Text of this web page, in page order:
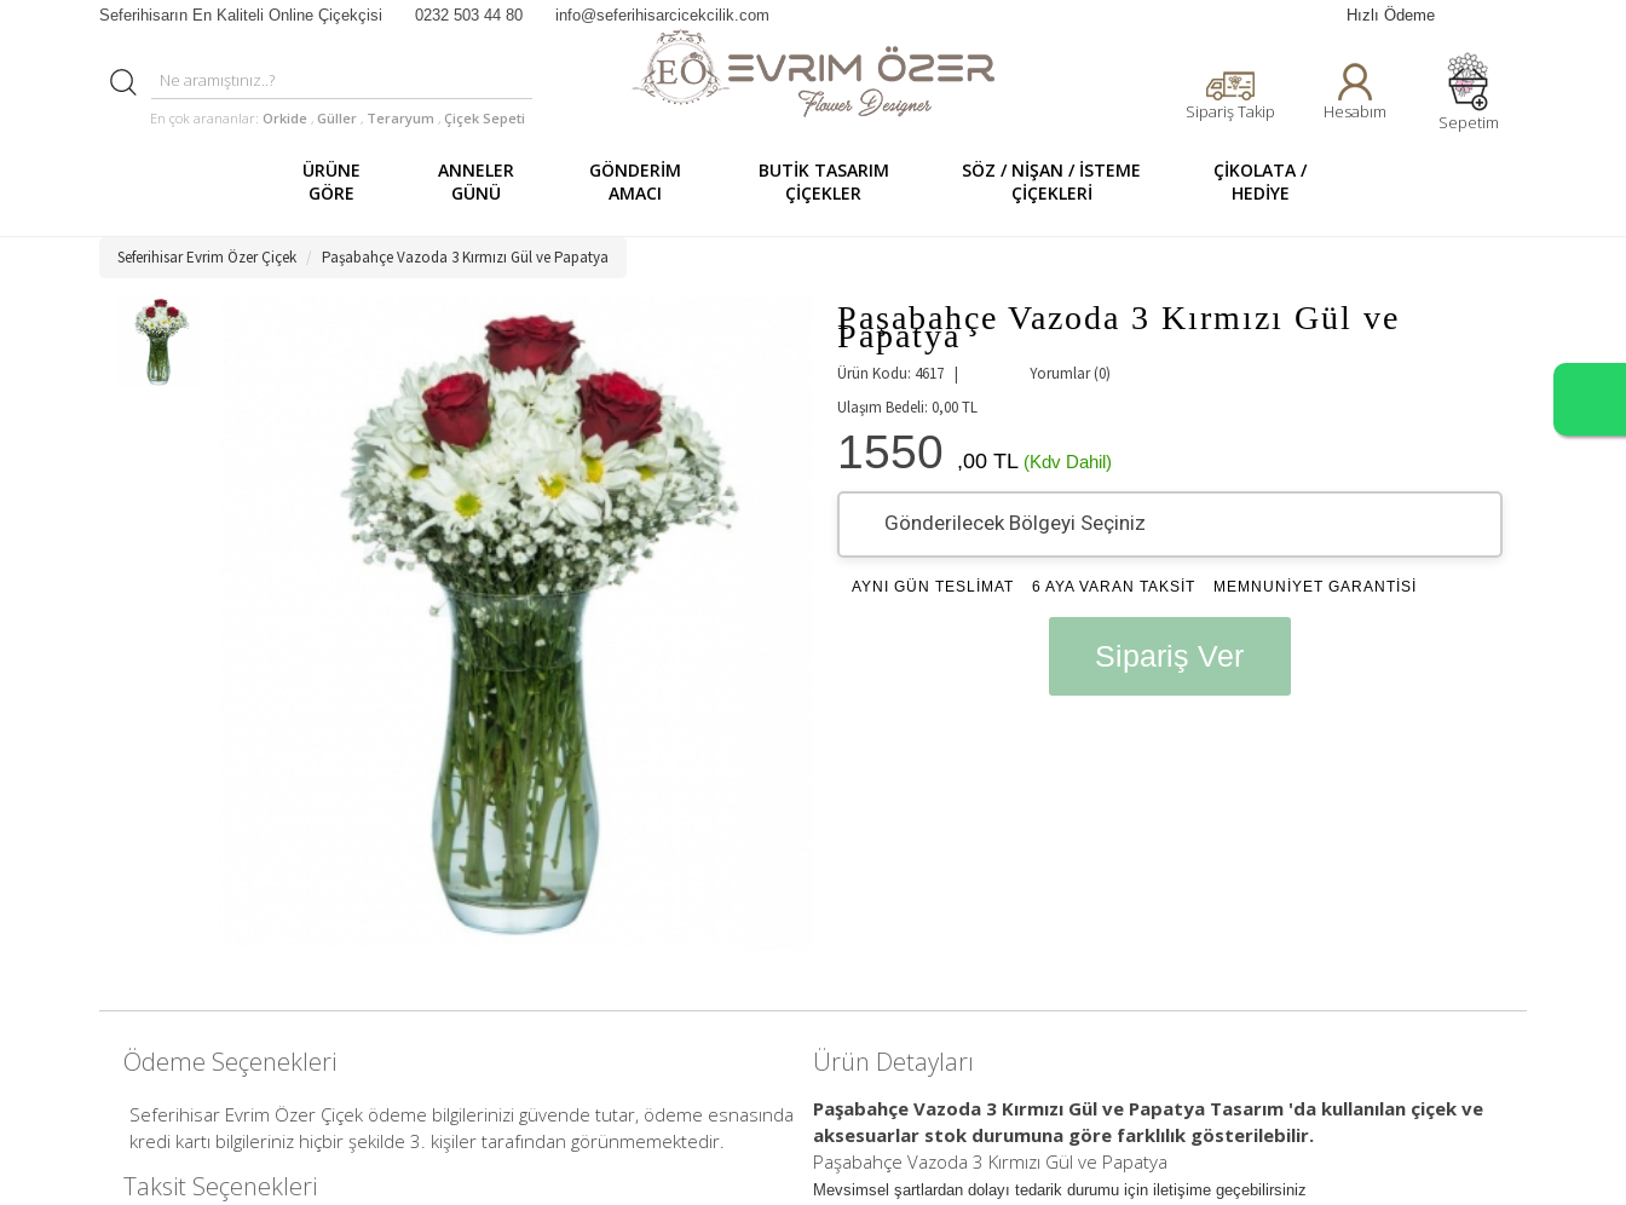
Seferihisarın En Kaliteli Online Çiçekçisi 0232 503 44 80 info@seferihisarcicekcilik.com Hızlı Ödeme
En çok arananlar: Orkide , Güller , Teraryum ,Çiçek Sepeti Sepetim
Hesabım
Sipariş Takip
ÜRÜNE
GÖRE
ANNELER
GÜNÜ
GÖNDERİM
AMACI
BUTİK TASARIM
ÇİÇEKLER
SÖZ / NİŞAN / İSTEME
ÇİÇEKLERİ
ÇİKOLATA /
HEDİYE
Seferihisar Evrim Özer Çiçek Paşabahçe Vazoda 3 Kırmızı Gül ve Papatya
Paşabahçe Vazoda 3 Kırmızı Gül ve
Papatya
Ürün Kodu: 4617 |
Yorumlar (0)
Ulaşım Bedeli: 0,00TL
1550 ,00 TL (Kdv Dahil)
Gönderilecek Bölgeyi Seçiniz
AYNI GÜN TESLİMAT 6 AYA VARAN TAKSİT MEMNUNİYET GARANTİSİ
Sipariş Ver
Ödeme Seçenekleri
Seferihisar Evrim Özer Çiçek ödeme bilgilerinizi güvende tutar, ödeme esnasında
kredi kartı bilgileriniz hiçbir şekilde 3. kişiler tarafından görünmemektedir.
Taksit Seçenekleri
Ürün Detayları
Paşabahçe Vazoda 3 Kırmızı Gül ve Papatya Tasarım 'da kullanılan çiçek ve
aksesuarlar stok durumuna göre farklılık gösterilebilir.
Paşabahçe Vazoda 3 Kırmızı Gül ve Papatya
Mevsimsel şartlardan dolayı tedarik durumu için iletişime geçebilirsiniz